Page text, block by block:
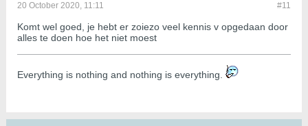
#11
20 October 2020, 11:11
Komt wel goed, je hebt er zoiezo veel kennis v opgedaan door
alles te doen hoe het niet moest
​​​​​​Everything is nothing and nothing is everything.